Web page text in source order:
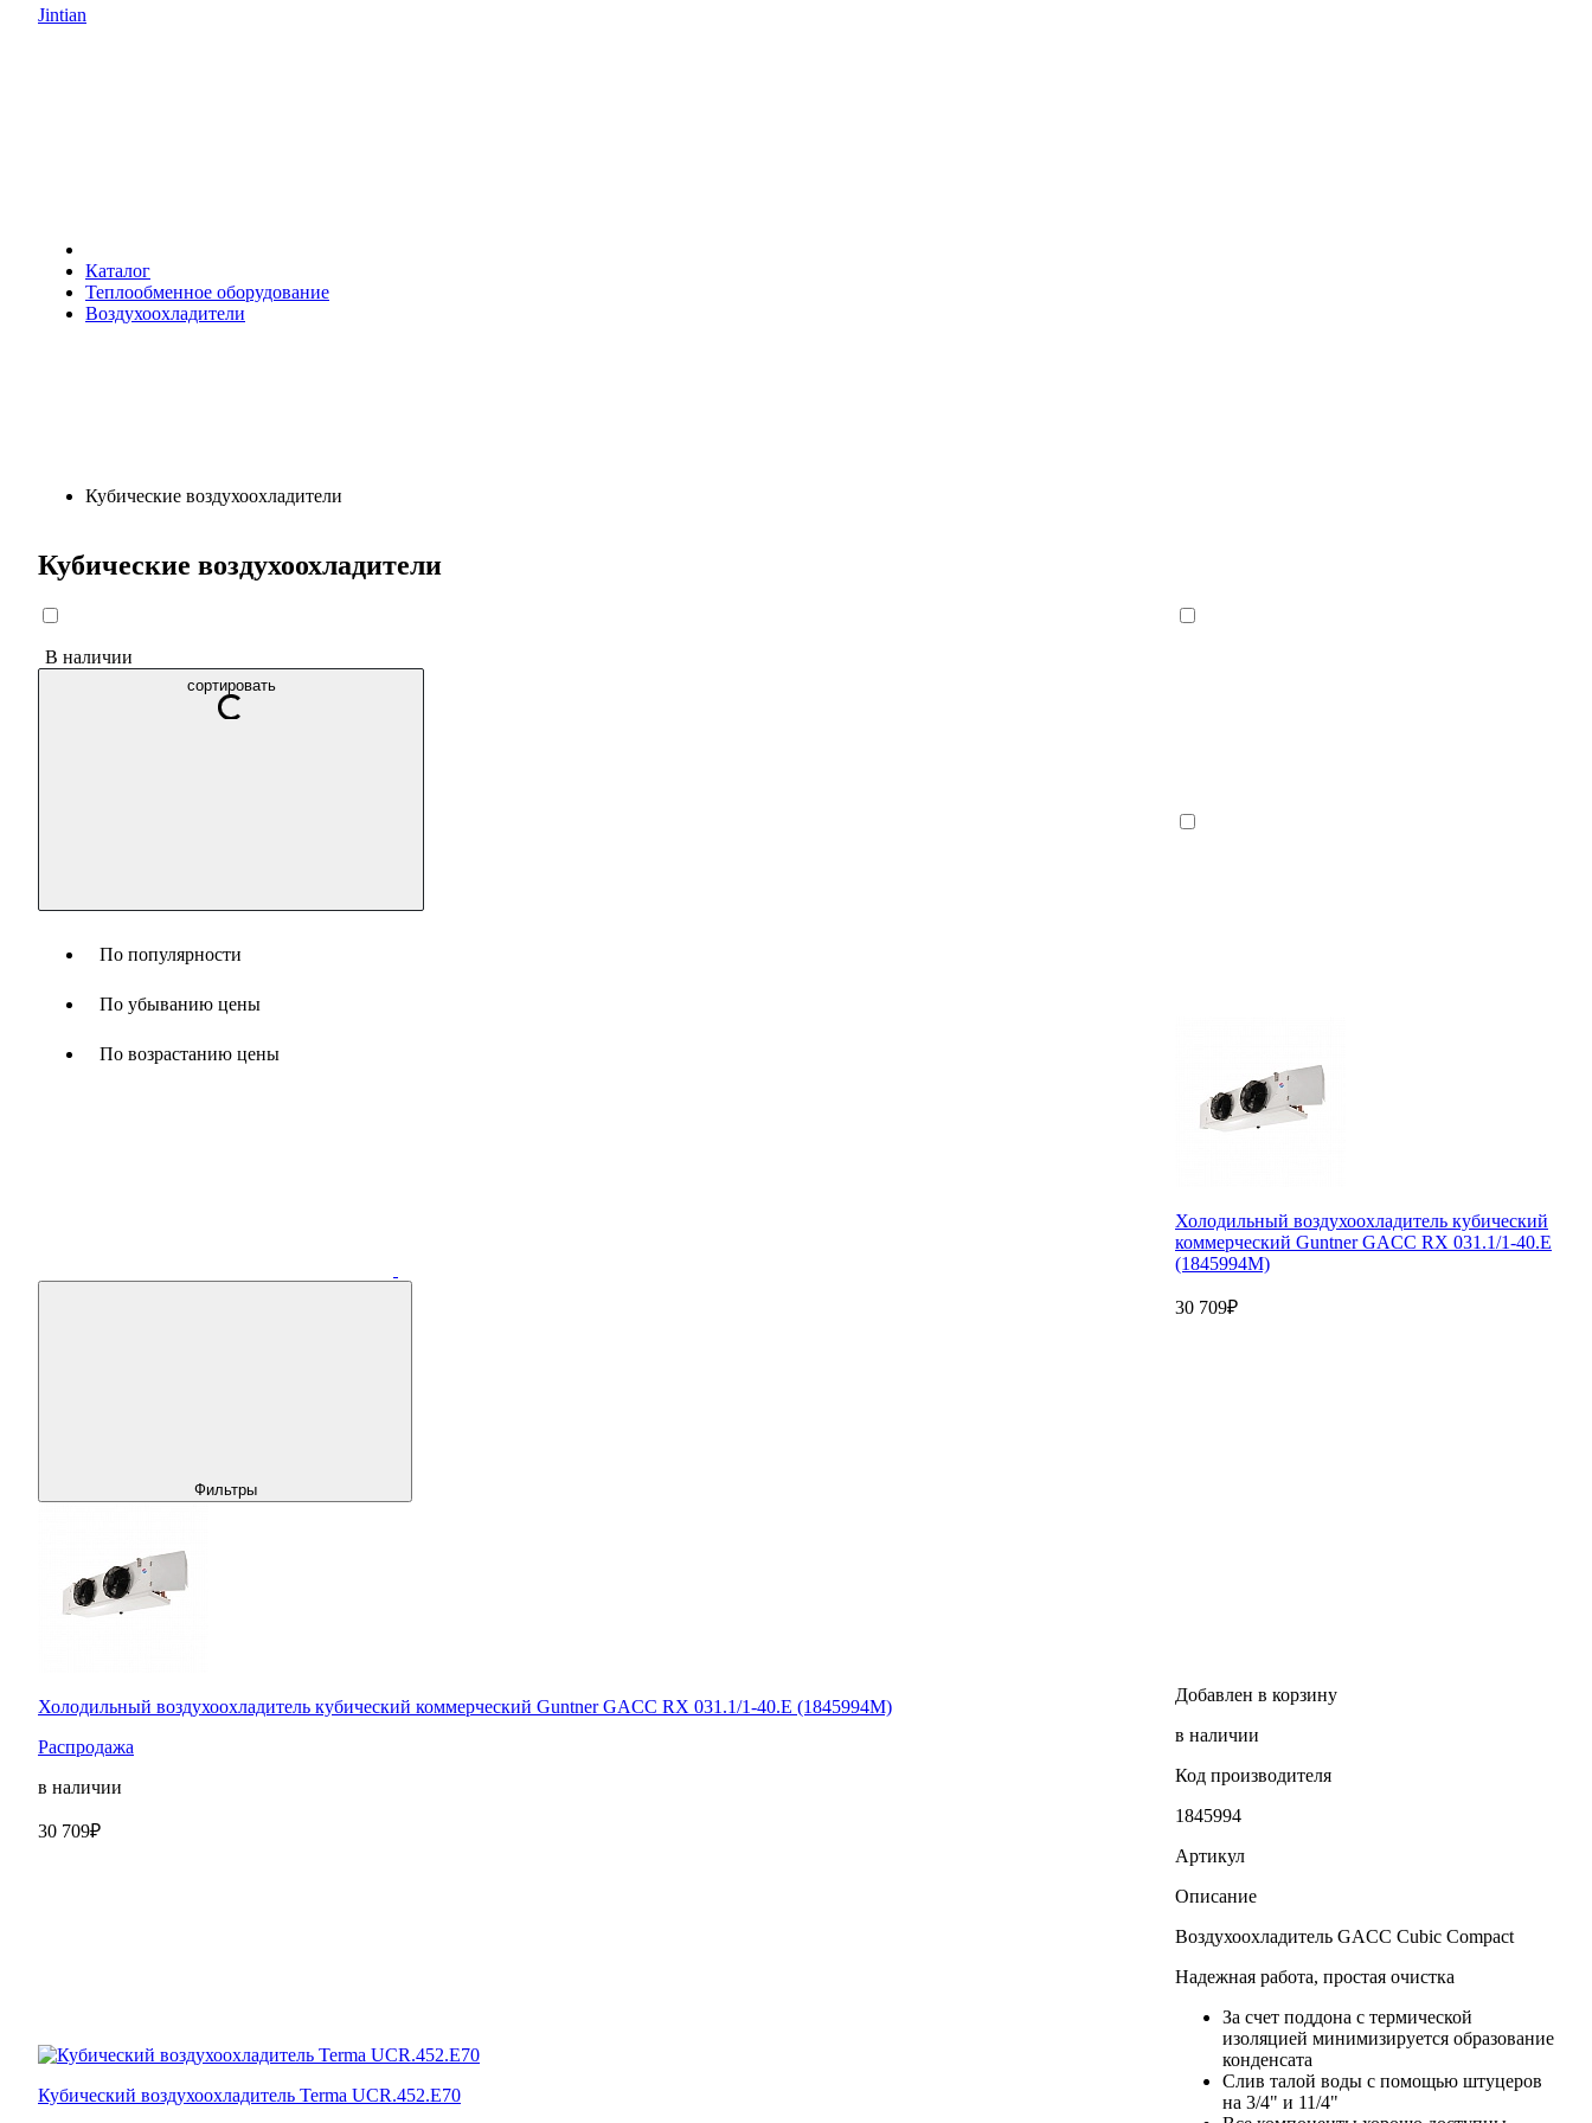
Jintian
Каталог
Теплообменное оборудование
Воздухоохладители
Кубические воздухоохладители
Кубические воздухоохладители
В наличии
сортировать
По популярности
По убыванию цены
По возрастанию цены
Фильтры
Холодильный воздухоохладитель кубический коммерческий Guntner GACC RX 031.1/1-40.E (1845994M)
Распродажа
в наличии
30 709₽
Кубический воздухоохладитель Terma UCR.452.E70
Холодильный воздухоохладитель кубический
коммерческий Guntner GACC RX 031.1/1-40.E
(1845994M)
30 709₽
Добавлен в корзину
в наличии
Код производителя
1845994
Артикул
Описание
Воздухоохладитель GACC Cubic Compact
Надежная работа, простая очистка
За счет поддона с термической
изоляцией минимизируется образование
конденсата
Слив талой воды с помощью штуцеров
на 3/4" и 11/4"